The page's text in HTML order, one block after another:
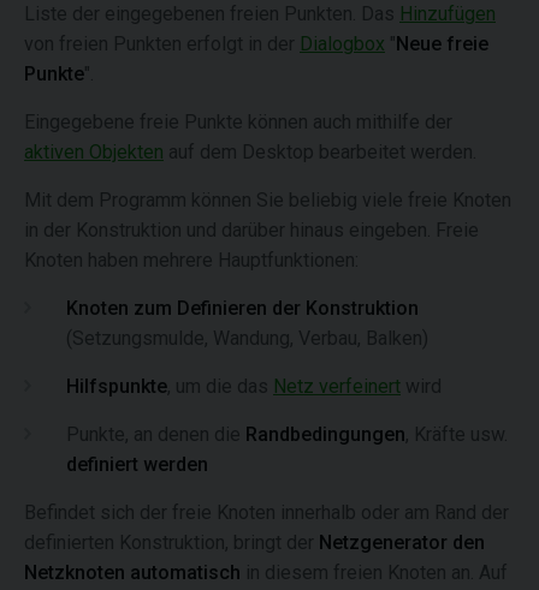
Liste der eingegebenen freien Punkten. Das Hinzufügen
von freien Punkten erfolgt in der Dialogbox "Neue freie
Punkte".
Eingegebene freie Punkte können auch mithilfe der
aktiven Objekten auf dem Desktop bearbeitet werden.
Mit dem Programm können Sie beliebig viele freie Knoten
in der Konstruktion und darüber hinaus eingeben. Freie
Knoten haben mehrere Hauptfunktionen:
Knoten zum Definieren der Konstruktion
(Setzungsmulde, Wandung, Verbau, Balken)
Hilfspunkte, um die das Netz verfeinert wird
Punkte, an denen die Randbedingungen, Kräfte usw.
definiert werden
Befindet sich der freie Knoten innerhalb oder am Rand der
definierten Konstruktion, bringt der Netzgenerator den
Netzknoten automatisch in diesem freien Knoten an. Auf